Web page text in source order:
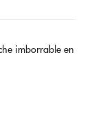
imborrable en